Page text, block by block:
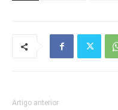
Artigo anterior